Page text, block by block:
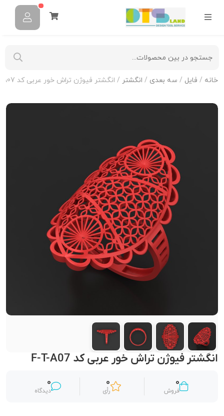
خانه / فایل / سه بعدی / انگشتر / انگشتر فیوژن تراش خور عربی کد F-T-A07
انگشتر فیوژن تراش خور عربی کد F-T-A07
0
فروش
0
رأی
0
دیدگاه